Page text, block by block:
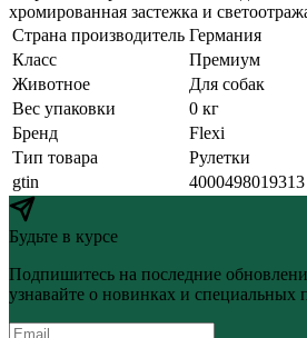
хромированная застежка и
Страна производитель Германия
Класс
Премиум
Животное
Для собак
Вес упаковки
0 кг
Бренд
Flexi
Тип товара
Рулетки
gtin
4000498019313
Будьте в курсе
Подпишитесь на последние
узнавайте о новинках и